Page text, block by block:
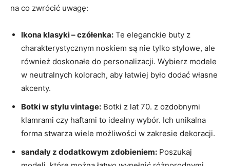
na co zwrócić uwagę:
Ikona klasyki – czółenka: Te eleganckie buty z
charakterystycznym noskiem są nie tylko stylowe, ale
również doskonałe do personalizacji. Wybierz modele
w neutralnych kolorach, aby łatwiej było dodać własne
akcenty.
Botki w stylu vintage: Botki z lat 70. z ozdobnymi
klamrami czy haftami to idealny wybór. Ich unikalna
forma stwarza wiele możliwości w zakresie dekoracji.
sandały z dodatkowym zdobieniem: Poszukaj